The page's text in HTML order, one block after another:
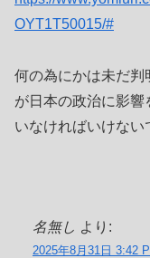
OYT1T50015/#
何の為にかは未だ判
が日本の政治に影響
いなければいけない
名無し より:
2025年8月31日 3:42